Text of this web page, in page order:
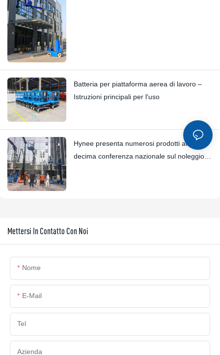
Batteria per piattaforma aerea di lavoro –
Istruzioni principali per l'uso
Hynee presenta numerosi prodotti alla
decima conferenza nazionale sul noleggio di
Mettersi In Contatto Con Noi
Nome
E-Mail
Tel
Azienda